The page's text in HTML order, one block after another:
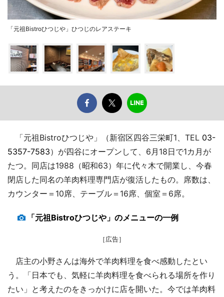
「元祖Bistroひつじや」ひつじのレアステーキ
「元祖Bistroひつじや」（新宿区四谷三栄町1、TEL 03-
5357-7583）が四谷にオープンして、6月18日で1カ月が
たつ。同店は1988（昭和63）年に代々木で開業し、今春
閉店した同名の羊肉料理専門店が復活したもの。席数は、
カウンター＝10席、テーブル＝16席、個室＝6席。
「元祖Bistroひつじや」のメニューの一例
［広告］
店主の小野さんは海外で羊肉料理を食べ感動したとい
う。「日本でも、気軽に羊肉料理を食べられる場所を作り
たい」と考えたのをきっかけに店を開いた。今では羊肉料